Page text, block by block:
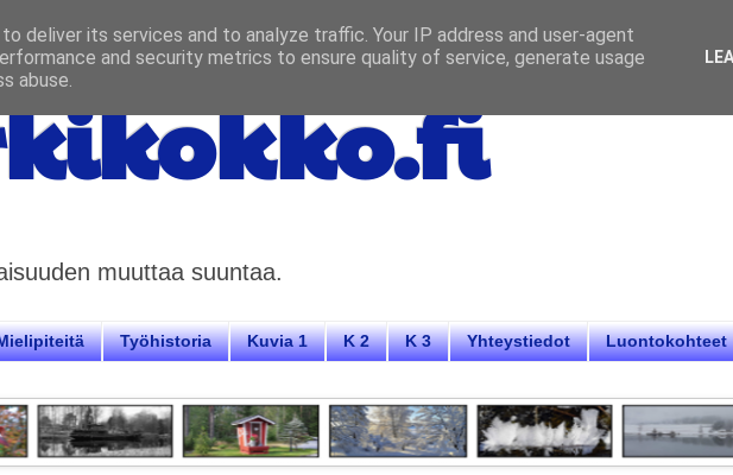
muuttaa suuntaa.
Työhistoria Kuvia 1 K 2 K 3 Yhteystiedot Luontokohteet
deliver its services and to analyze traffic. Your IP address and user-agent
and security metrics to ensure quality of service, generate usage
abuse.